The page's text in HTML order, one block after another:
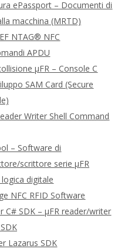
ePassport – Documenti di
macchina (MRTD)
NTAG® NFC
APDU
μFR – Console C
SAM Card (Secure
Writer Shell Command
– Software di
scrittore serie μFR
digitale
NFC RFID Software
C# SDK – μFR reader/writer
Lazarus SDK